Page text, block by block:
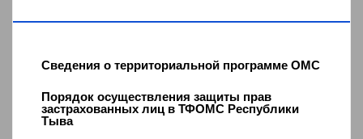
Сведения о территориальной программе ОМС
Порядок осуществления защиты прав
застрахованных лиц в ТФОМС Республики
Тыва